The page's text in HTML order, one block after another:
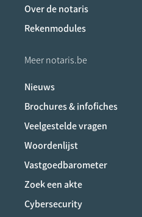
Over de notaris
Rekenmodules
Meer notaris.be
Nieuws
Brochures & infofiches
Veelgestelde vragen
Woordenlijst
Vastgoedbarometer
Zoek een akte
Cybersecurity